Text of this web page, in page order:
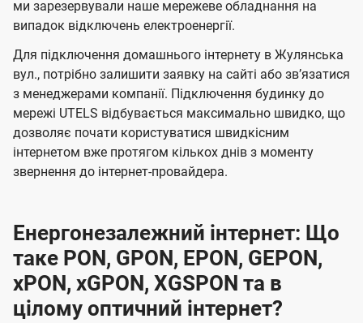
ми зарезервували наше мережеве обладнання на
випадок відключень електроенергії.
Для підключення домашнього інтернету в Жулянська
вул., потрібно залишити заявку на сайті або звʼязатися
з менеджерами компанії. Підключення будинку до
мережі UTELS відбувається максимально швидко, що
дозволяє почати користуватися швидкісним
інтернетом вже протягом кількох днів з моменту
звернення до інтернет-провайдера.
Енергонезалежний інтернет: Що
таке PON, GPON, EPON, GEPON,
xPON, xGPON, XGSPON та в
цілому оптичний інтернет?